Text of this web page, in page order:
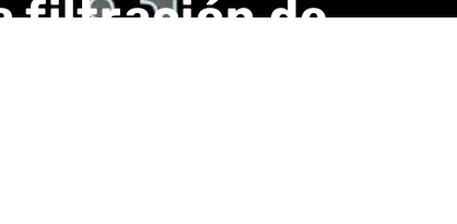
filtración de